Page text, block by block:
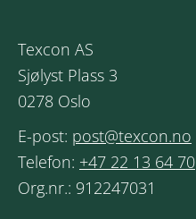
Texcon AS
Sjølyst Plass 3
0278 Oslo
E-post: post@texcon.no
Telefon: +47 22 13 64 70
Org.nr.: 912247031